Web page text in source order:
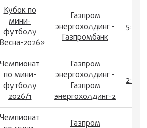
Кубок по
мини-
футболу
2026»
Газпром
энергохолдинг -
Газпромбанк
5:0
Чемпионат
по мини-
футболу
2026/1
Газпром
энергохолдинг -
Газпром
энергохолдинг-2
2:2
Чемпионат
Газпром